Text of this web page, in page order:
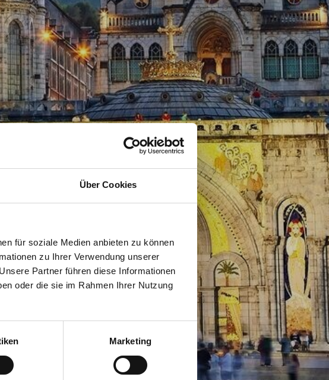
Über Cookies
für soziale Medien anbieten zu können
zu Ihrer Verwendung unserer
Partner führen diese Informationen
oder die sie im Rahmen Ihrer Nutzung
Marketing